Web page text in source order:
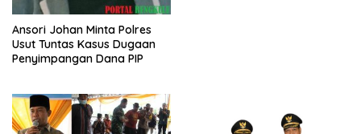
Ansori Johan Minta Polres
Usut Tuntas Kasus Dugaan
Penyimpangan Dana PIP